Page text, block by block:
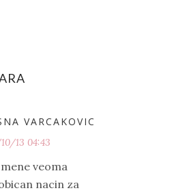
VARCAKOVIC
13 04:43
veoma
nacin za